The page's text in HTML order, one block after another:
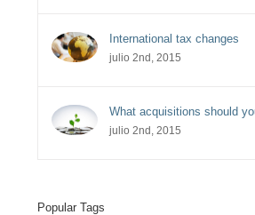
International tax changes
julio 2nd, 2015
What acquisitions should
julio 2nd, 2015
Popular Tags